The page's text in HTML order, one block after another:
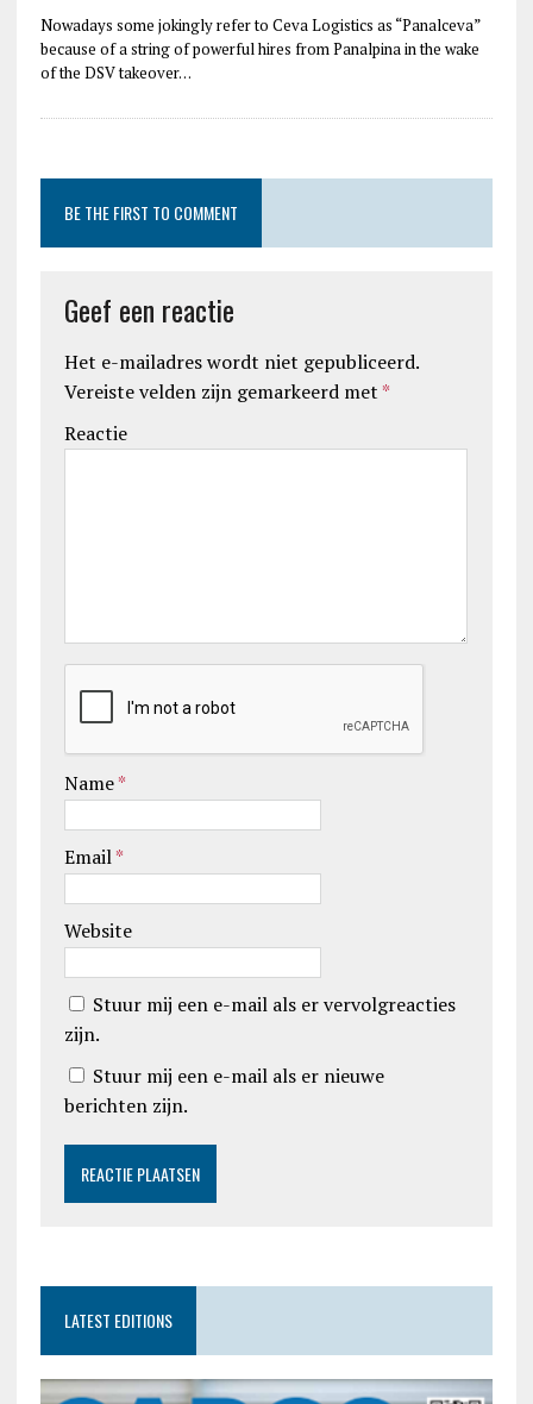
Nowadays some jokingly refer to Ceva Logistics as “Panalceva”
because of a string of powerful hires from Panalpina in the wake
of the DSV takeover…
BE THE FIRST TO COMMENT
Geef een reactie
Het e-mailadres wordt niet gepubliceerd.
Vereiste velden zijn gemarkeerd met *
Reactie
Name*
Email*
Website
Stuur mij een e-mail als er vervolgreacties
zijn.
Stuur mij een e-mail als er nieuwe
berichten zijn.
LATEST EDITIONS